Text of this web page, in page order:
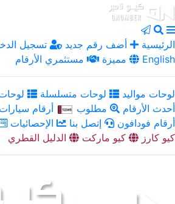
الرئيسية أضف رقم جديد تسجيل
مميزة
مستثمري الأرقام English
لوحات مواليد لوحات متسلسلة
أحدث الأرقام
مطلوب أرقام سيارات
أرقام فودافون
إتصل بنا الإحصائيات
كيو كارز
كيو ماركت الدليل القطري